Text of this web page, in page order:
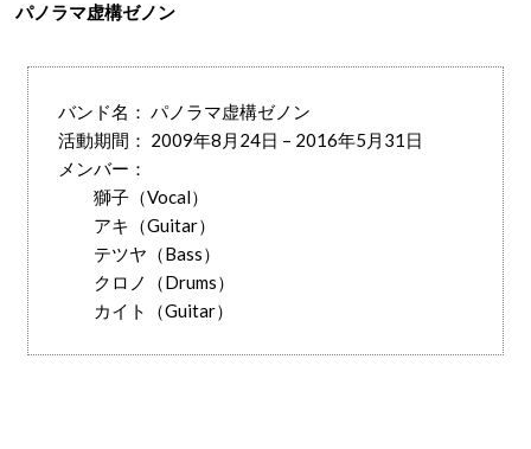
パノラマ虚構ゼノン
バンド名： パノラマ虚構ゼノン
活動期間： 2009年8月24日 – 2016年5月31日
メンバー：
獅子（Vocal）
アキ（Guitar）
テツヤ（Bass）
クロノ（Drums）
カイト（Guitar）